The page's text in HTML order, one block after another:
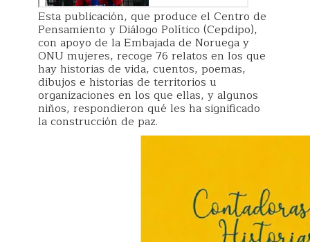
Esta publicación, que produce el Centro de
Pensamiento y Diálogo Político (Cepdipo),
con apoyo de la Embajada de Noruega y
ONU mujeres, recoge 76 relatos en los que
hay historias de vida, cuentos, poemas,
dibujos e historias de territorios u
organizaciones en los que ellas, y algunos
niños, respondieron qué les ha significado
la construcción de paz.